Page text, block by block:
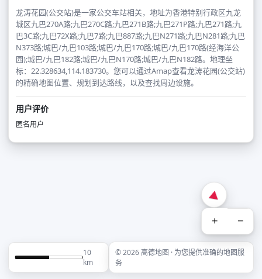
龙涛花园(公交站)是一家公交车站相关，地址为香港特别行政区九龙
城区九巴270A路;九巴270C路;九巴271B路;九巴271P路;九巴271路;九
巴3C路;九巴72X路;九巴7路;九巴887路;九巴N271路;九巴N281路;九巴
N373路;城巴/九巴103路;城巴/九巴170路;城巴/九巴170路(经海洋公
园);城巴/九巴182路;城巴/九巴N170路;城巴/九巴N182路。地理坐
标：22.328634,114.183730。您可以通过Amap查看龙涛花园(公交站)
的精确地图位置、规划到达路线，以及查找周边设施。
用户评价
匿名用户
+ −
10
km
© 2026 高德地图 · 为您提供准确的地图服
务